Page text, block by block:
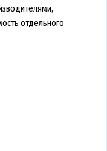
отдельного